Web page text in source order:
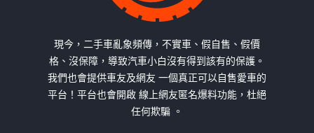
現今，二手車亂象頻傳，不實車、假自售、假價
格、沒保障，導致汽車小白沒有得到該有的保護。
我們也會提供車友及網友 一個真正可以自售愛車的
平台！平台也會開啟 線上網友匿名爆料功能，杜絕
任何欺騙 。